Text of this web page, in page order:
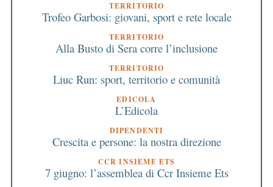
TERRITORIO
Trofeo Garbosi: giovani, sport e rete locale
TERRITORIO
Alla Busto di Sera corre l’inclusione
TERRITORIO
Liuc Run: sport, territorio e comunità
EDICOLA
L’Edicola
DIPENDENTI
Crescita e persone: la nostra direzione
CCR INSIEME ETS
7 giugno: l’assemblea di Ccr Insieme Ets